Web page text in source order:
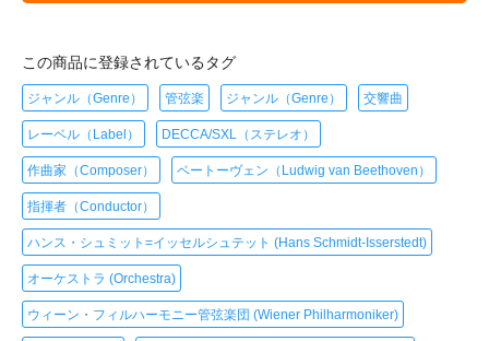
この商品に登録されているタグ
ジャンル（Genre） 管弦楽 ジャンル（Genre） 交響曲
レーベル（Label） DECCA/SXL（ステレオ）
作曲家（Composer） ベートーヴェン（Ludwig van Beethoven）
指揮者（Conductor）
ハンス・シュミット=イッセルシュテット (Hans Schmidt-Isserstedt)
オーケストラ (Orchestra)
ウィーン・フィルハーモニー管弦楽団 (Wiener Philharmoniker)